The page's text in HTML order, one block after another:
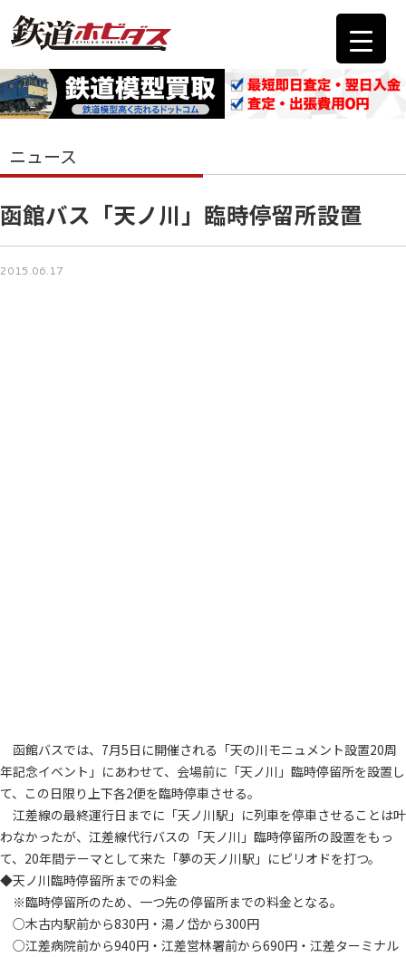
ニュース
函館バス「天ノ川」臨時停留所設置
2015.06.17
函館バスでは、7月5日に開催される「天の川モニュメント設置20周
年記念イベント」にあわせて、会場前に「天ノ川」臨時停留所を設置し
て、この日限り上下各2便を臨時停車させる。
江差線の最終運行日までに「天ノ川駅」に列車を停車させることは叶
わなかったが、江差線代行バスの「天ノ川」臨時停留所の設置をもっ
て、20年間テーマとして来た「夢の天ノ川駅」にピリオドを打つ。
◆天ノ川臨時停留所までの料金
※臨時停留所のため、一つ先の停留所までの料金となる。
○木古内駅前から830円・湯ノ岱から300円
○江差病院前から940円・江差営林署前から690円・江差ターミナル